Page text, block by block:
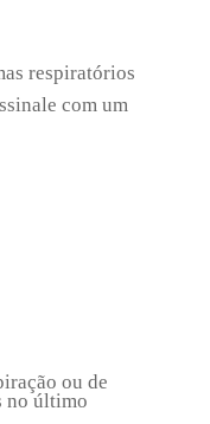
respiratórios
com um
ou de
no último